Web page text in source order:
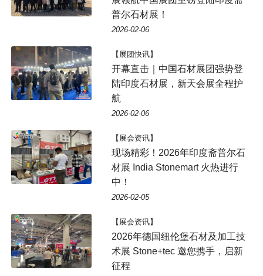
普尔石材展！
2026-02-06
【展团快讯】
开幕直击｜中国石材展团强势登
陆印度石材展，新天会展全程护
航
2026-02-06
【展会资讯】
现场精彩！2026年印度斋普尔石
材展 India Stonemart 火热进行
中！
2026-02-05
【展会资讯】
2026年德国纽伦堡石材及加工技
术展 Stone+tec 邀您携手，启新
征程